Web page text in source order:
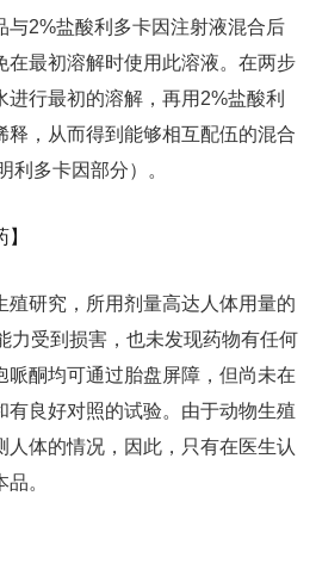
与2%盐酸利多卡因注射液混合后
在最初溶解时使用此溶液。在两步
行最初的溶解，再用2%盐酸利
释，从而得到能够相互配伍的混合
利多卡因部分）。
殖研究，所用剂量高达人体用量的
力受到损害，也未发现药物有任何
哌酮均可通过胎盘屏障，但尚未在
有良好对照的试验。由于动物生殖
人体的情况，因此，只有在医生认
。